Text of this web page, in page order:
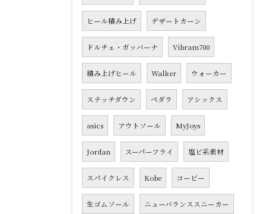
ヒール積み上げ デザートカーン
ドルチェ・ガッバーナ Vibram700
積み上げヒール Walker ウォーカー
ステッチダウン ペダラ アシックス
asics アウトソール MyJoys
Jordan スーパーフライ 塩ビ系素材
スパイクレス Kobe コービー
生ゴムソール ニューバランススニーカー